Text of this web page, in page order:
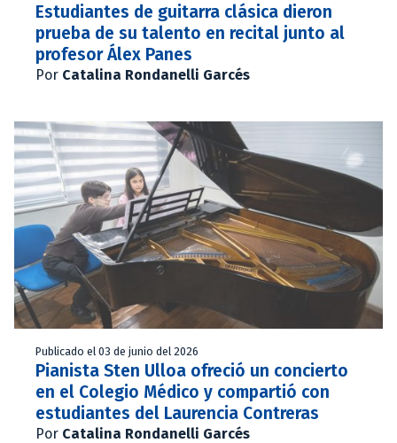
Estudiantes de guitarra clásica dieron
prueba de su talento en recital junto al
profesor Álex Panes
Por Catalina Rondanelli Garcés
Publicado el 03 de junio del 2026
Pianista Sten Ulloa ofreció un concierto
en el Colegio Médico y compartió con
estudiantes del Laurencia Contreras
Por Catalina Rondanelli Garcés